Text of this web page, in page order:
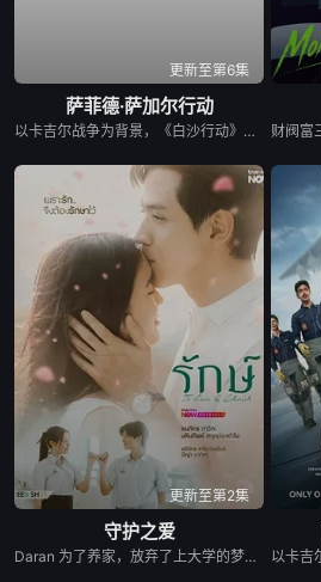
更新至第6集
萨菲德·萨加尔行动
以卡吉尔战争为背景，《白沙行动》讲述了印度空军&quot;金色箭头&quot;第17中队的故事，他们最初的任务是执行照相侦察任务。但当他们的中队长B.S. 达诺亚的僚机飞行员、中队长阿贾伊·阿胡贾被敌人背信弃义地杀害后，他们的角色发生了转变。达诺亚决定不惜一切代价为他的死复仇。他的中队通过领导对巴基斯坦部队的攻击，在世界上任何空军都未曾飞行过的高度进行轰炸，扭转了战争的局势。同时，这也是关于这些战斗机飞行员如何在身体上、精神上和社会层面上进行转变，以付出额外的努力并实现不可能的故事。
更新至第2集
守护之爱
Daran 为了养家，放弃了上大学的梦想，高中毕业后便开始工作。然而，她一直难以找到稳定的工作，最终只能在一家广播电视公司担任保安。 命运弄人，她在那里重逢了高中时期深爱的前男友 Rangsiman。如今的 Rangsiman 已经成为电视台的高层主管，事业有成，并且已经与另一位女性订婚。 年轻时，两人曾深爱彼此，却因为误会和彼此隐瞒的秘密而分手。多年后再次相遇，Rangsiman 发现自己始终无法忘记 Daran。他想知道，当年她为什么突然离开自己，以及这些年她究竟经历了什么，才会走到今天这一步。 随着真相一点点揭开，两人不得不面对过去的伤痛、彼此的愧疚，以及现实中的重重阻碍，包括 Rangsiman 的婚约。